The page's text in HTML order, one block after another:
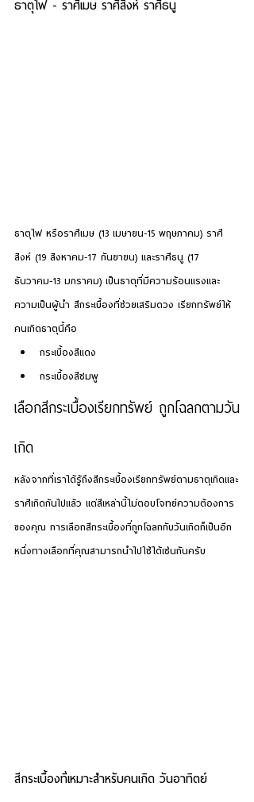
ธาตุไฟ - ราศีเมษ ราศีสิงห์ ราศีธนู
ธาตุไฟ หรือราศีเมษ (13 เมษายน-15 พฤษภาคม) ราศี
สิงห์ (19 สิงหาคม-17 กันยายน) และราศีธนู (17
ธันวาคม-13 มกราคม) เป็นธาตุที่มีความร้อนแรงและ
ความเป็นผู้นำ สีกระเบื้องที่ช่วยเสริมดวง เรียกทรัพย์ให้
คนเกิดธาตุนี้คือ
กระเบื้องสีแดง
กระเบื้องสีชมพู
เลือกสีกระเบื้องเรียกทรัพย์ ถูกโฉลกตามวัน
เกิด
หลังจากที่เราได้รู้ถึงสีกระเบื้องเรียกทรัพย์ตามธาตุเกิดและ
ราศีเกิดกันไปแล้ว แต่สีเหล่านี้ไม่ตอบโจทย์ความต้องการ
ของคุณ การเลือกสีกระเบื้องที่ถูกโฉลกกับวันเกิดก็เป็นอีก
หนึ่งทางเลือกที่คุณสามารถนำไปใช้ได้เช่นกันครับ
สีกระเบื้องที่เหมาะสำหรับคนเกิด วันอาทิตย์